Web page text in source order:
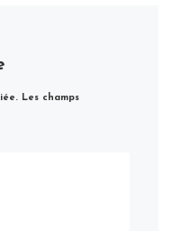
Les champs